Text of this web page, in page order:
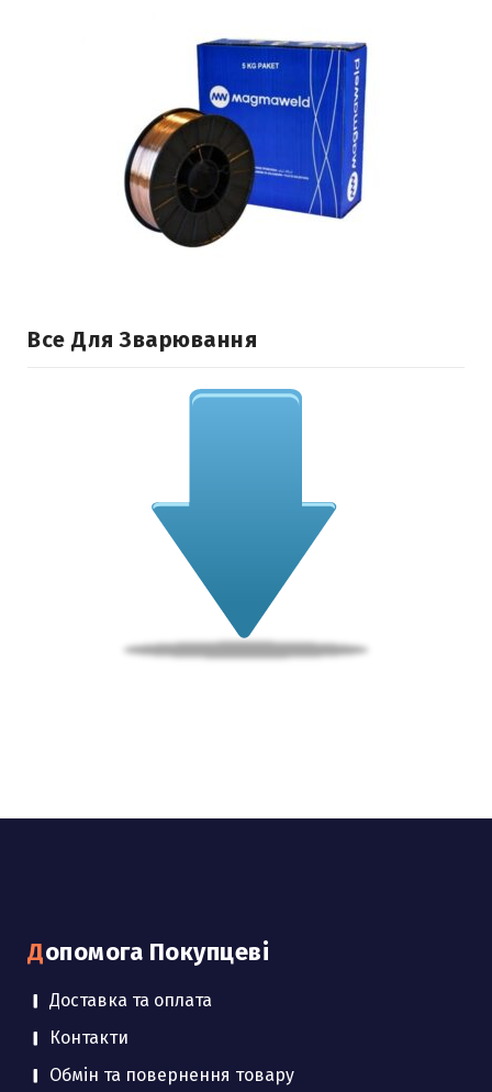
Все Для Зварювання
Допомога Покупцеві
Доставка та оплата
Контакти
Обмін та повернення товару